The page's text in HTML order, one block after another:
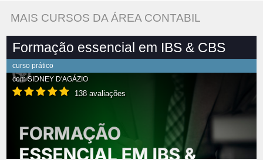
MAIS CURSOS DA ÁREA CONTABIL
Formação essencial em IBS & CBS
curso prático
comSIDNEY D'AGÁZIO
138 avaliações